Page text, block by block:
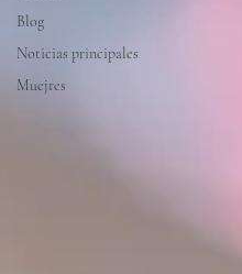
Blog
Noticias principales
Muejres